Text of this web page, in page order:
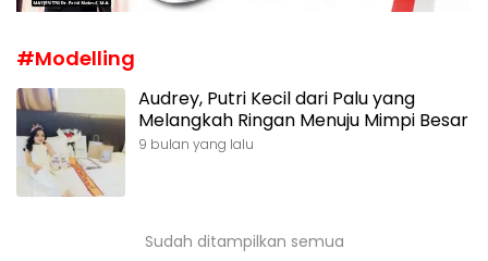
#Modelling
Audrey, Putri Kecil dari Palu yang
Melangkah Ringan Menuju Mimpi Besar
9 bulan yang lalu
Sudah ditampilkan semua